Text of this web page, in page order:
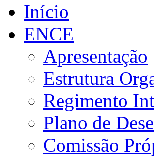
Início
ENCE
Apresentação
Estrutura
Regimento
Plano de
Comissão